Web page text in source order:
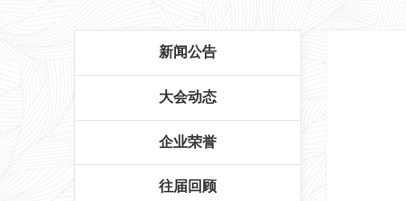
新闻公告
大会动态
企业荣誉
往届回顾